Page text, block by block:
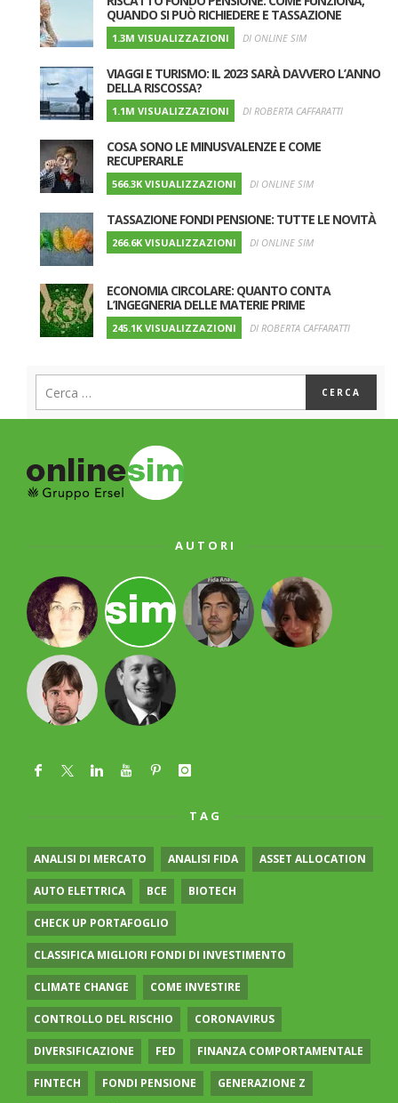
QUANDO SI PUÒ RICHIEDERE E TASSAZIONE
1.3M VISUALIZZAZIONI DI ONLINE SIM
VIAGGI E TURISMO: IL 2023 SARÀ DAVVERO L’ANNO
DELLA RISCOSSA?
1.1M VISUALIZZAZIONI DI ROBERTA CAFFARATTI
COSA SONO LE MINUSVALENZE E COME
RECUPERARLE
566.3K VISUALIZZAZIONI DI ONLINE SIM
TASSAZIONE FONDI PENSIONE: TUTTE LE NOVITÀ
266.6K VISUALIZZAZIONI DI ONLINE SIM
ECONOMIA CIRCOLARE: QUANTO CONTA
L’INGEGNERIA DELLE MATERIE PRIME
245.1K VISUALIZZAZIONI DI ROBERTA CAFFARATTI
AUTORI
TAG
ANALISI DI MERCATO ANALISI FIDA ASSET ALLOCATION
AUTO ELETTRICA BCE BIOTECH
CHECK UP PORTAFOGLIO
CLASSIFICA MIGLIORI FONDI DI INVESTIMENTO
CLIMATE CHANGE COME INVESTIRE
CONTROLLO DEL RISCHIO CORONAVIRUS
DIVERSIFICAZIONE FED FINANZA COMPORTAMENTALE
FINTECH FONDI PENSIONE GENERAZIONE Z